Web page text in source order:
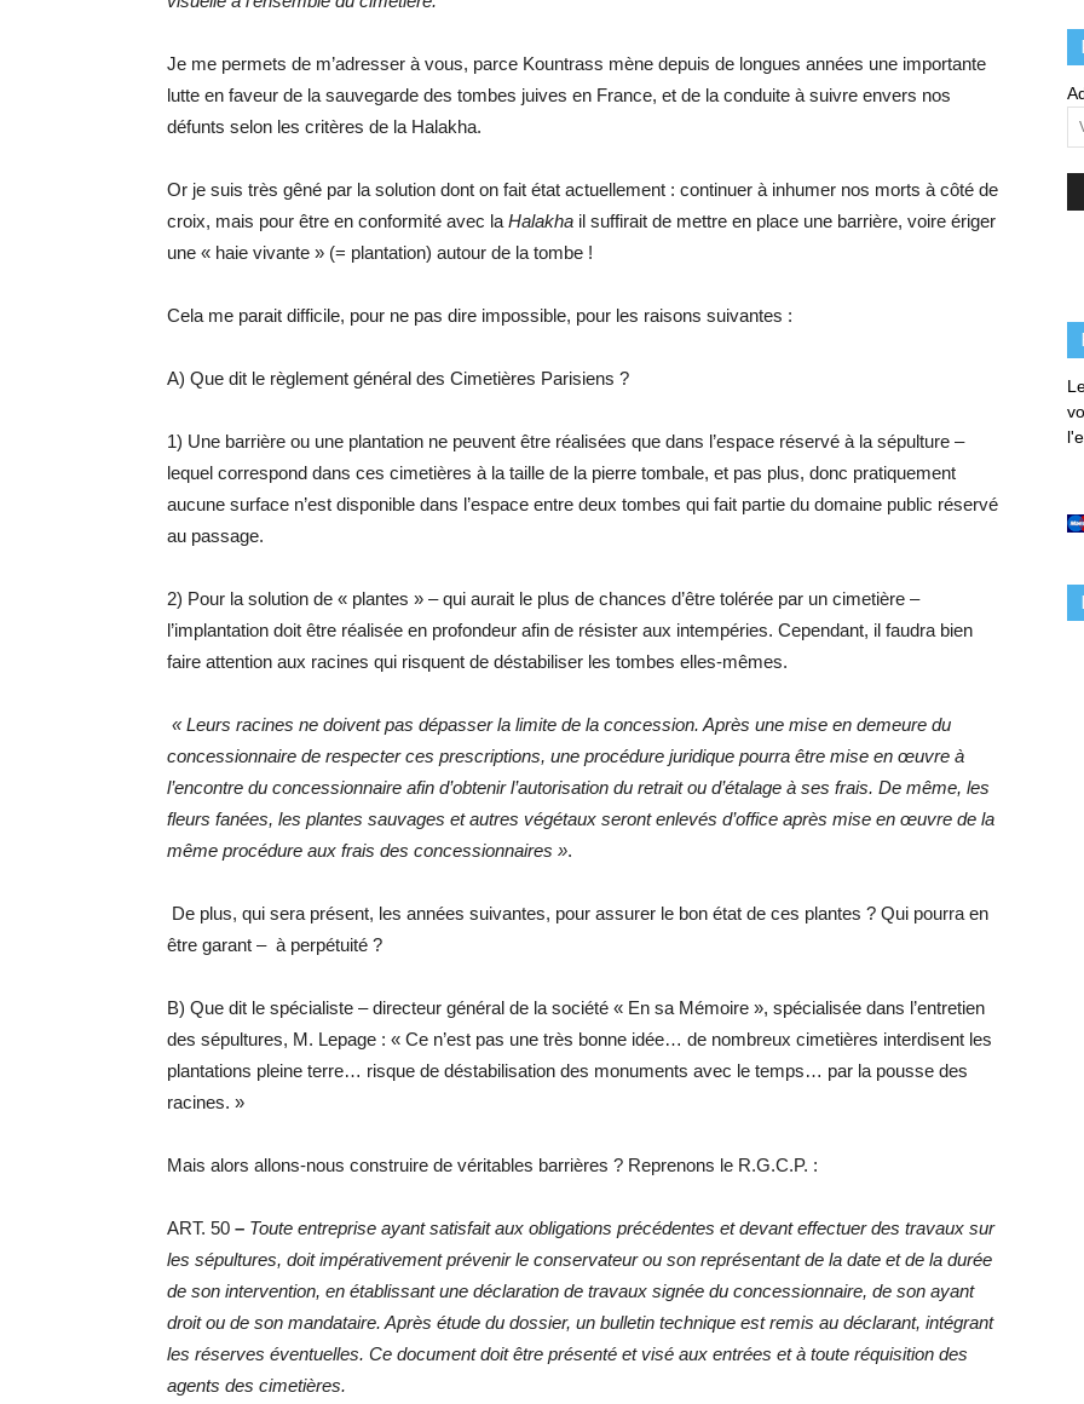
Je me permets de m’adresser à vous, parce Kountrass mène depuis de longues années une importante
lutte en faveur de la sauvegarde des tombes juives en France, et de la conduite à suivre envers nos
défunts selon les critères de la Halakha.
Or je suis très gêné par la solution dont on fait état actuellement : continuer à inhumer nos morts à côté de
croix, mais pour être en conformité avec la Halakha il suffirait de mettre en place une barrière, voire ériger
une « haie vivante » (= plantation) autour de la tombe !
Cela me parait difficile, pour ne pas dire impossible, pour les raisons suivantes :
A) Que dit le règlement général des Cimetières Parisiens ?
1) Une barrière ou une plantation ne peuvent être réalisées que dans l’espace réservé à la sépulture –
lequel correspond dans ces cimetières à la taille de la pierre tombale, et pas plus, donc pratiquement
aucune surface n’est disponible dans l’espace entre deux tombes qui fait partie du domaine public réservé
au passage.
2) Pour la solution de « plantes » – qui aurait le plus de chances d’être tolérée par un cimetière –
l’implantation doit être réalisée en profondeur afin de résister aux intempéries. Cependant, il faudra bien
faire attention aux racines qui risquent de déstabiliser les tombes elles-mêmes.
« Leurs racines ne doivent pas dépasser la limite de la concession. Après une mise en demeure du
concessionnaire de respecter ces prescriptions, une procédure juridique pourra être mise en œuvre à
l’encontre du concessionnaire afin d’obtenir l’autorisation du retrait ou d’étalage à ses frais. De même, les
fleurs fanées, les plantes sauvages et autres végétaux seront enlevés d’office après mise en œuvre de la
même procédure aux frais des concessionnaires ».
De plus, qui sera présent, les années suivantes, pour assurer le bon état de ces plantes ? Qui pourra en
être garant – à perpétuité ?
B) Que dit le spécialiste – directeur général de la société « En sa Mémoire », spécialisée dans l’entretien
des sépultures, M. Lepage : « Ce n’est pas une très bonne idée… de nombreux cimetières interdisent les
plantations pleine terre… risque de déstabilisation des monuments avec le temps… par la pousse des
racines. »
Mais alors allons-nous construire de véritables barrières ? Reprenons le R.G.C.P. :
ART. 50 – Toute entreprise ayant satisfait aux obligations précédentes et devant effectuer des travaux sur
les sépultures, doit impérativement prévenir le conservateur ou son représentant de la date et de la durée
de son intervention, en établissant une déclaration de travaux signée du concessionnaire, de son ayant
droit ou de son mandataire. Après étude du dossier, un bulletin technique est remis au déclarant, intégrant
les réserves éventuelles. Ce document doit être présenté et visé aux entrées et à toute réquisition des
agents des cimetières.